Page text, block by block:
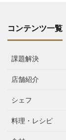
コンテンツ一覧
課題解決
店舗紹介
シェフ
料理・レシピ